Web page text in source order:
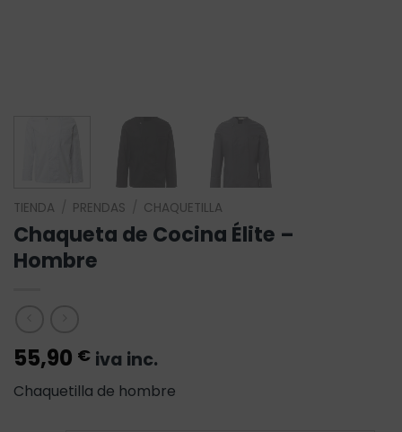
TIENDA PRENDAS CHAQUETILLA
Chaqueta de Cocina Élite –
Hombre
55,90 € iva inc.
Chaquetilla de hombre